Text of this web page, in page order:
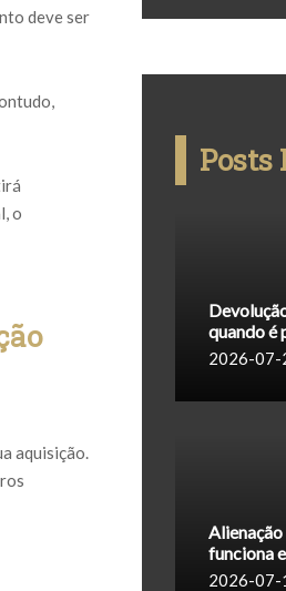
deve ser
o
aquisição.
Posts
quando é
2026-07-
funciona
2026-07-